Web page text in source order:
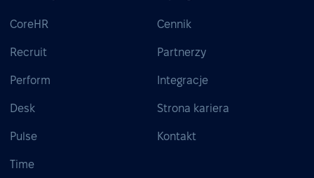
CoreHR
Recruit
Perform
Desk
Pulse
Time
Cennik
Partnerzy
Integracje
Strona kariera
Kontakt